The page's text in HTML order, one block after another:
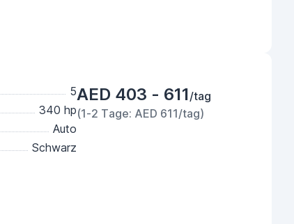
5
340 hp
Auto
Schwarz
AED 403 - 611/tag
(1-2 Tage: AED 611/tag)